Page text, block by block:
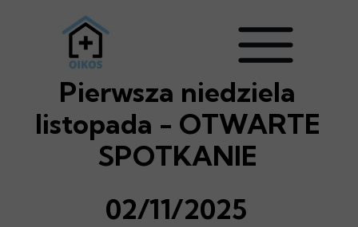
Pierwsza niedziela
listopada - OTWARTE
SPOTKANIE
02/11/2025